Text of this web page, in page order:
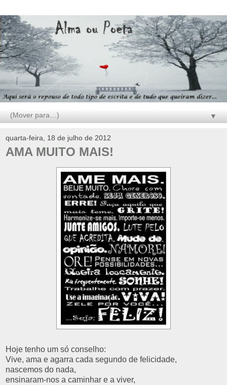
▼
quarta-feira, 18 de julho de 2012
AMA MUITO MAIS!
Hoje tenho um só conselho:
Vive, ama e agarra cada segundo de felicidade,
nascemos do nada,
ensinaram-nos a caminhar e a viver,